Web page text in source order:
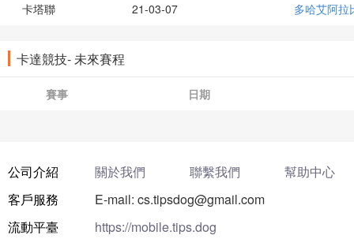
卡塔聯 21-03-07 多哈艾阿拉
卡達競技- 未來賽程
賽事 日期
公司介紹 關於我們 聯繫我們
幫助中心
客戶服務
E-mail: cs.tipsdog@gmail.com
流動平臺
https://mobile.tips.dog